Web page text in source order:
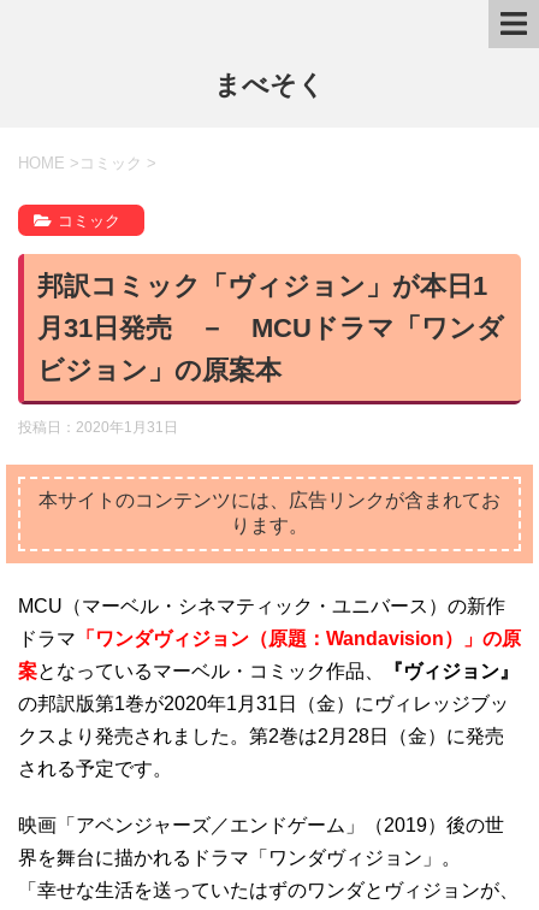
まべそく
HOME > コミック >
コミック
邦訳コミック「ヴィジョン」が本日1
月31日発売 － MCUドラマ「ワンダ
ビジョン」の原案本
投稿日： 2020年1月31日
本サイトのコンテンツには、広告リンクが含まれてお
ります。
MCU（マーベル・シネマティック・ユニバース）の新作
ドラマ 「ワンダヴィジョン（原題：Wandavision）」の原
案となっているマーベル・コミック作品、
『ヴィジョン』
の邦訳版第1巻が2020年1月31日（金）にヴィレッジブッ
クスより発売されました。第2巻は2月28日（金）に発売
される予定です。
映画「アベンジャーズ／エンドゲーム」（2019）後の世
界を舞台に描かれるドラマ「ワンダヴィジョン」。
「幸せな生活を送っていたはずのワンダとヴィジョンが、